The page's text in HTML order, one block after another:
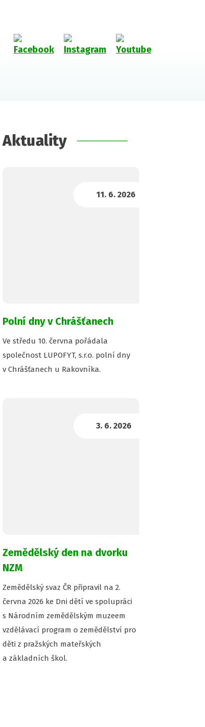
Aktuality
Polní dny v Chrášťanech
Ve středu 10. června pořádala
společnost LUPOFYT, s.r.o. polní dny
v Chrášťanech u Rakovníka.
Zemědělský den na dvorku
NZM
Zemědělský svaz ČR připravil na 2.
června 2026 ke Dni dětí ve spolupráci
s Národním zemědělským muzeem
vzdělávací program o zemědělství pro
děti z pražských mateřských
a základních škol.